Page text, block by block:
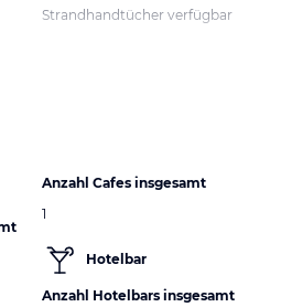
Strandhandtücher verfügbar
Anzahl Cafes insgesamt
1
Hotelbar
Anzahl Hotelbars insgesamt